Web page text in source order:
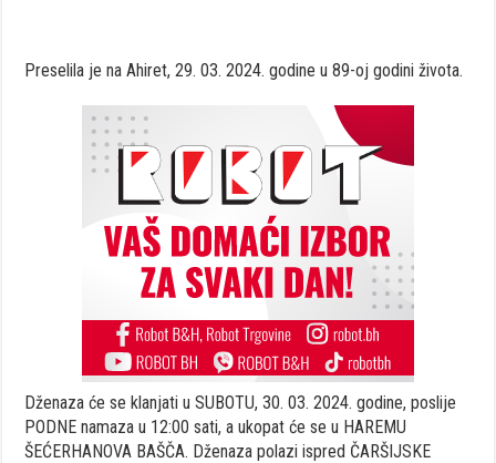
Preselila je na Ahiret, 29. 03. 2024. godine u 89-oj godini života.
Dženaza će se klanjati u SUBOTU, 30. 03. 2024. godine, poslije
PODNE namaza u 12:00 sati, a ukopat će se u HAREMU
ŠEĆERHANOVA BAŠČA. Dženaza polazi ispred ČARŠIJSKE